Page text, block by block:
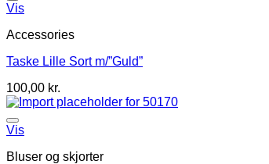
Vis
Accessories
Taske Lille Sort m/”Guld”
100,00 kr.
Vis
Bluser og skjorter